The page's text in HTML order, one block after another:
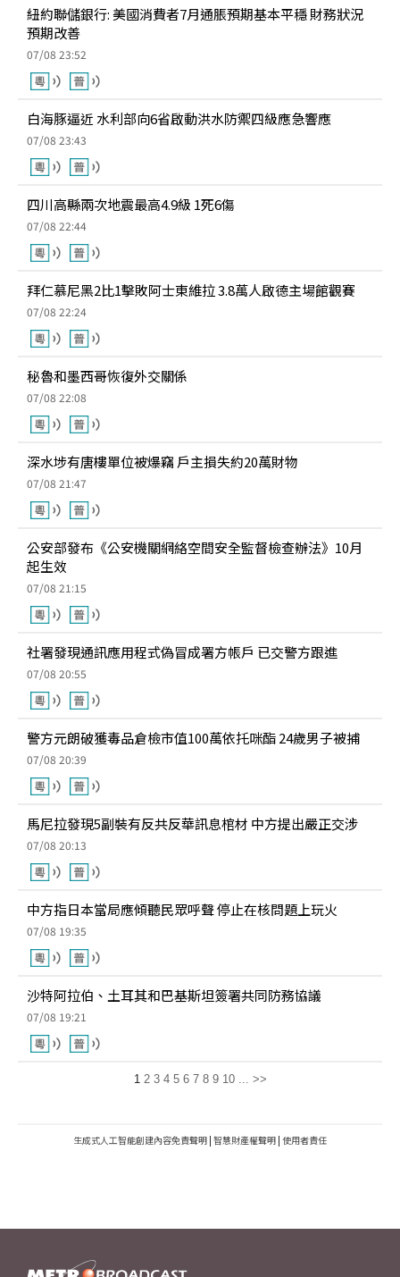
紐約聯儲銀行: 美國消費者7月通脹預期基本平穩 財務狀況
預期改善
07/08 23:52
白海豚逼近 水利部向6省啟動洪水防禦四級應急響應
07/08 23:43
四川高縣兩次地震最高4.9級 1死6傷
07/08 22:44
拜仁慕尼黑2比1擊敗阿士東維拉 3.8萬人啟德主場館觀賽
07/08 22:24
秘魯和墨西哥恢復外交關係
07/08 22:08
深水埗有唐樓單位被爆竊 戶主損失約20萬財物
07/08 21:47
公安部發布《公安機關網絡空間安全監督檢查辦法》10月
起生效
07/08 21:15
社署發現通訊應用程式偽冒成署方帳戶 已交警方跟進
07/08 20:55
警方元朗破獲毒品倉檢市值100萬依托咪酯 24歲男子被捕
07/08 20:39
馬尼拉發現5副裝有反共反華訊息棺材 中方提出嚴正交涉
07/08 20:13
中方指日本當局應傾聽民眾呼聲 停止在核問題上玩火
07/08 19:35
沙特阿拉伯、土耳其和巴基斯坦簽署共同防務協議
07/08 19:21
1 2 3 4 5 6 7 8 9 10 ... >>
生成式人工智能創建內容免責聲明 | 智慧財產權聲明 | 使用者責任